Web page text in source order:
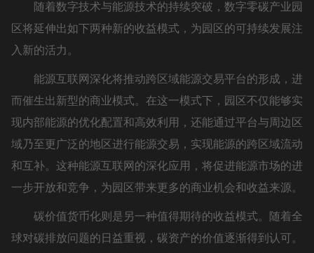
随着数字技术与能源技术的持续突破，数字零碳产业园
区将延伸出如下两种新的收益模式，为园区的可持续发展注
入新的活力。
能源互联网深化将推动跨区域能源交易平台的形成，进
而催生出新型的商业模式。在这一模式下，园区不仅能够实
现内部能源的优化配置和高效利用，还能通过平台与周边区
域乃至更广泛的地区进行能源交易，实现能源的跨区域流动
和互补。这种能源互联网的深化应用，将促进能源市场的进
一步开放和竞争，为园区带来更多的商业机会和收益来源。
碳价值货币化则是另一种值得期待的收益模式。随着全
球对碳排放问题的日益重视，碳资产的价值逐渐得到认可。